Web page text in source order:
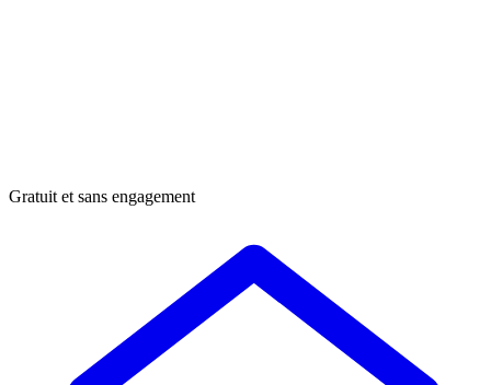
Gratuit et sans engagement